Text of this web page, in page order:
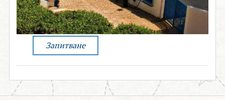
поверителност
0888 319166 Запитване
СВЪРЖИ СЕ С НАС
Запитване